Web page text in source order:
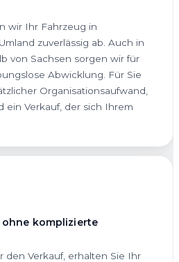
wir Ihr Fahrzeug in
zuverlässig ab. Auch in
von Sachsen sorgen wir für
Abwicklung. Für Sie
Organisationsaufwand,
ein Verkauf, der sich Ihrem
ohne komplizierte
den Verkauf, erhalten Sie Ihr